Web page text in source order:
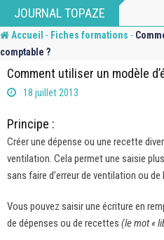
to
content
JOURNAL TOPAZE
Accueil - Fiches formations -
comptable ?
Comment utiliser un modèle
18 juillet 2013
Principe :
Créer une dépense ou une recette
ventilation. Cela permet une saisie
sans faire d’erreur de ventilation ou
Vous pouvez saisir une écriture en
de dépenses ou de recettes (le mot «